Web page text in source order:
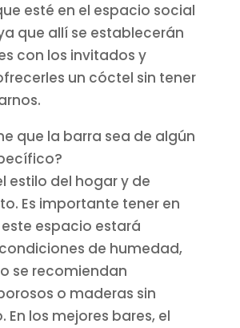
esté en el espacio social
que allí se establecerán
con los invitados y
un cóctel sin tener
que la barra sea de algún
estilo del hogar y de
Es importante tener en
espacio estará
de humedad,
se recomiendan
o maderas sin
los mejores bares, el